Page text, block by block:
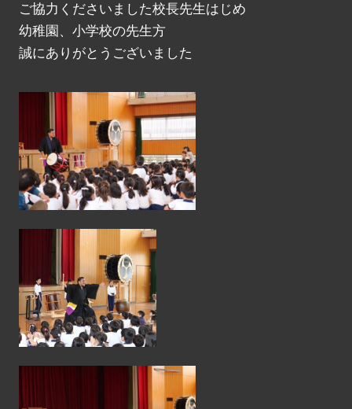
ご協力くださいました校長先生はじめ
幼稚園、小学校の先生方
誠にありがとうございました